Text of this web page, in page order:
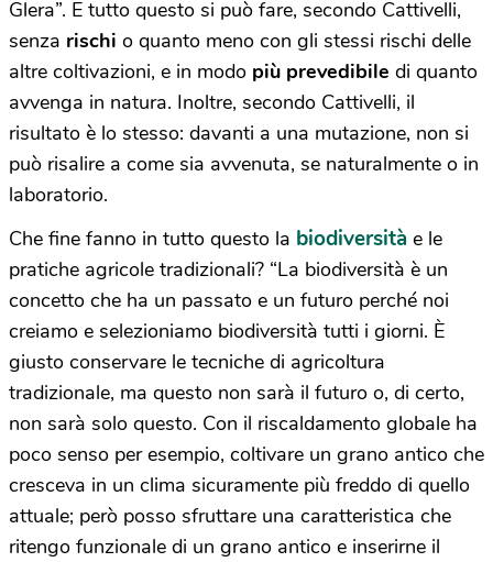
Glera”. E tutto questo si può fare, secondo Cattivelli,
senza rischi o quanto meno con gli stessi rischi delle
altre coltivazioni, e in modo più prevedibile di quanto
avvenga in natura. Inoltre, secondo Cattivelli, il
risultato è lo stesso: davanti a una mutazione, non si
può risalire a come sia avvenuta, se naturalmente o in
laboratorio.
Che fine fanno in tutto questo la biodiversità e le
pratiche agricole tradizionali? “La biodiversità è un
concetto che ha un passato e un futuro perché noi
creiamo e selezioniamo biodiversità tutti i giorni. È
giusto conservare le tecniche di agricoltura
tradizionale, ma questo non sarà il futuro o, di certo,
non sarà solo questo. Con il riscaldamento globale ha
poco senso per esempio, coltivare un grano antico che
cresceva in un clima sicuramente più freddo di quello
attuale; però posso sfruttare una caratteristica che
ritengo funzionale di un grano antico e inserirne il